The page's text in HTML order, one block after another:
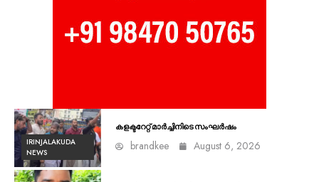
IRINJALAKUDA
NEWS
കളക്ടറേറ്റ് മാർച്ചിനിടെ സംഘർഷം
brandkee August 6, 2026